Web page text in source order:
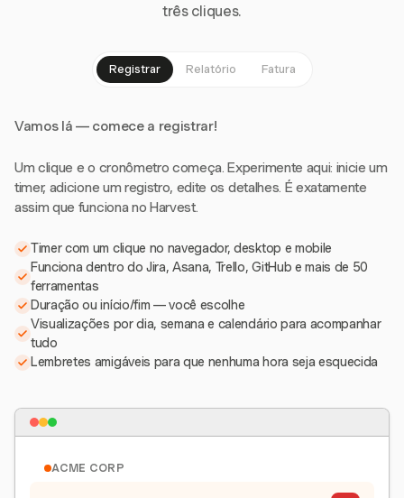
três cliques.
Registrar Relatório Fatura
Vamos lá — comece a registrar!
Um clique e o cronômetro começa. Experimente aqui: inicie um
timer, adicione um registro, edite os detalhes. É exatamente
assim que funciona no Harvest.
Timer com um clique no navegador, desktop e mobile
Funciona dentro do Jira, Asana, Trello, GitHub e mais de 50
ferramentas
Duração ou início/fim — você escolhe
Visualizações por dia, semana e calendário para acompanhar
tudo
Lembretes amigáveis para que nenhuma hora seja esquecida
ACME CORP